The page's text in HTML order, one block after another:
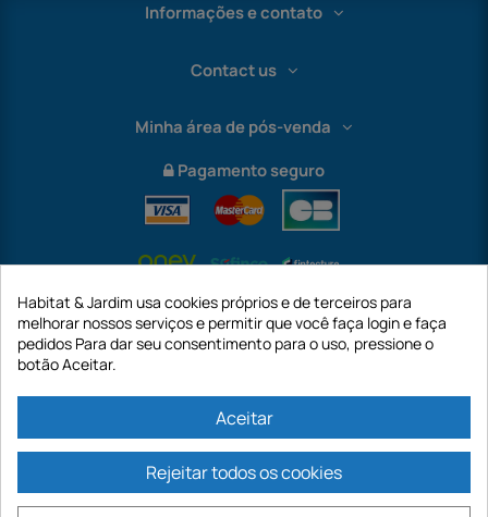
Informações e contato
Contact us
Minha área de pós-venda
Pagamento seguro
https://www.habitatejardim.pt é um site da empresa GECODIS SA com um
capital de 187.203,29€, 32 Rue de Paradis - PARIS 75010 (FRANÇA). A
Habitat & Jardim usa cookies próprios e de terceiros para
melhorar nossos serviços e permitir que você faça login e faça
pedidos Para dar seu consentimento para o uso, pressione o
botão Aceitar.
Aceitar
Rejeitar todos os cookies